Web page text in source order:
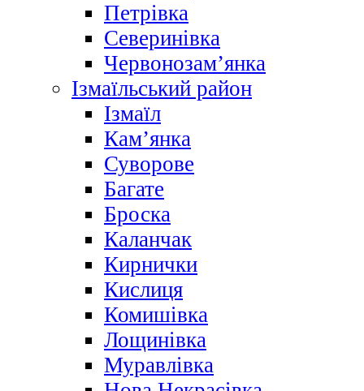
Петрівка
Северинівка
Червонозам’янка
Ізмаїльський район
Ізмаїл
Кам’янка
Суворове
Багате
Броска
Каланчак
Кирнички
Кислиця
Комишівка
Лощинівка
Муравлівка